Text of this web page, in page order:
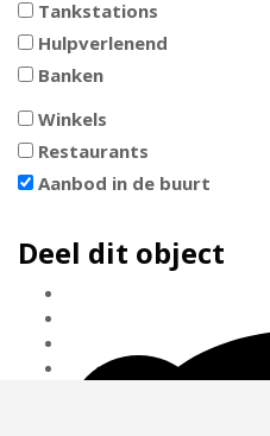
Tankstations
Hulpverlenend
Banken
Winkels
Restaurants
Aanbod in de buurt
Deel dit object